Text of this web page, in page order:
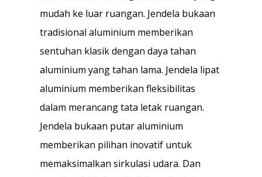
mudah ke luar ruangan. Jendela bukaan
tradisional aluminium memberikan
sentuhan klasik dengan daya tahan
aluminium yang tahan lama. Jendela lipat
aluminium memberikan fleksibilitas
dalam merancang tata letak ruangan.
Jendela bukaan putar aluminium
memberikan pilihan inovatif untuk
memaksimalkan sirkulasi udara. Dan